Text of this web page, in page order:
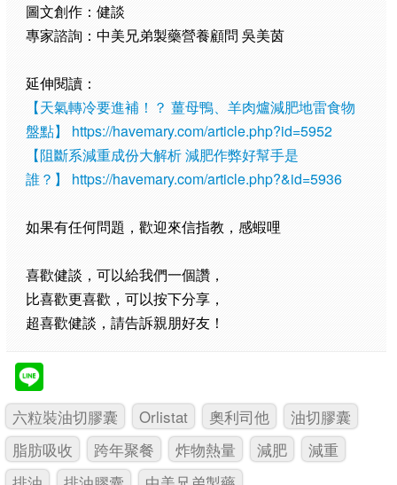
圖文創作：健談
專家諮詢：中美兄弟製藥營養顧問 吳美茵
延伸閱讀：
【天氣轉冷要進補！？ 薑母鴨、羊肉爐減肥地雷食物
盤點】
https://havemary.com/article.php?id=5952
【阻斷系減重成份大解析 減肥作弊好幫手是
誰？】
https://havemary.com/article.php?&id=5936
如果有任何問題，歡迎來信指教，感蝦哩
喜歡健談，可以給我們一個讚，
比喜歡更喜歡，可以按下分享，
超喜歡健談，請告訴親朋好友！
六粒裝油切膠囊 Orlistat 奧利司他
油切膠囊
脂肪吸收
跨年聚餐 炸物熱量 減肥
減重